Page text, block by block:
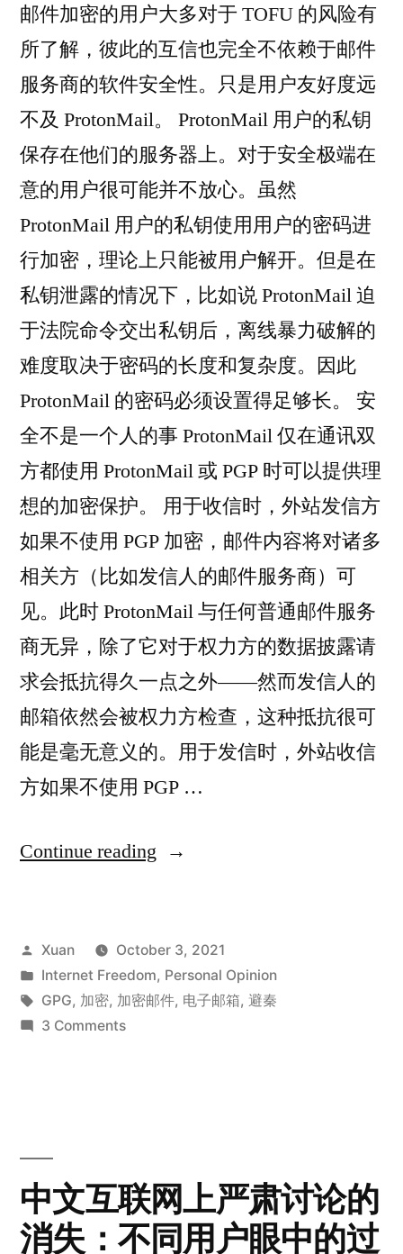
邮件加密的用户大多对于 TOFU 的风险有
所了解，彼此的互信也完全不依赖于邮件
服务商的软件安全性。只是用户友好度远
不及 ProtonMail。 ProtonMail 用户的私钥
保存在他们的服务器上。对于安全极端在
意的用户很可能并不放心。虽然
ProtonMail 用户的私钥使用用户的密码进
行加密，理论上只能被用户解开。但是在
私钥泄露的情况下，比如说 ProtonMail 迫
于法院命令交出私钥后，离线暴力破解的
难度取决于密码的长度和复杂度。因此
ProtonMail 的密码必须设置得足够长。 安
全不是一个人的事 ProtonMail 仅在通讯双
方都使用 ProtonMail 或 PGP 时可以提供理
想的加密保护。 用于收信时，外站发信方
如果不使用 PGP 加密，邮件内容将对诸多
相关方（比如发信人的邮件服务商）可
见。此时 ProtonMail 与任何普通邮件服务
商无异，除了它对于权力方的数据披露请
求会抵抗得久一点之外——然而发信人的
邮箱依然会被权力方检查，这种抵抗很可
能是毫无意义的。用于发信时，外站收信
方如果不使用 PGP …
Continue reading “对
其
它
务
的
Posted
by
Xuan
October 3, 2021
Posted
in
Internet Freedom, Personal Opinion
Tags:
GPG, 加密, 加密邮件, 电子邮箱, 避秦
3 Commentson
密
邮
中文互联网上严肃讨论的
消失：不同用户眼中的过